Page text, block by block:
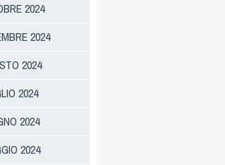
2024
2024
2024
2024
2024
2024